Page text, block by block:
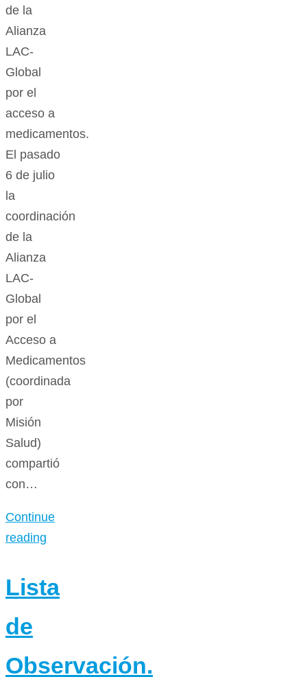
de la
Alianza
LAC-
Global
por el
acceso a
medicamentos.
El pasado
6 de julio
la
coordinación
de la
Alianza
LAC-
Global
por el
Acceso a
Medicamentos
(coordinada
por
Misión
Salud)
compartió
con…
Continue
reading
Lista
de
Observación.